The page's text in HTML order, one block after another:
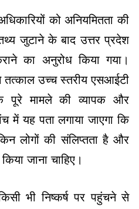
को अनियमितता की
जुटाने के बाद उत्तर प्रदेश
का अनुरोध किया गया।
उच्च स्तरीय एसआईटी
पूरे मामले की व्यापक और
यह पता लगाया जाएगा कि
लोगों की संलिप्तता है और
जाना चाहिए।
भी निष्कर्ष पर पहुंचने से